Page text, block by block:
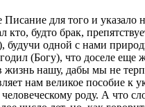
для того и указало
будто брак,
одной с нами
(Богу), что доселе еще
жизнь нашу, дабы мы не
нам великое пособие к
роду. А что